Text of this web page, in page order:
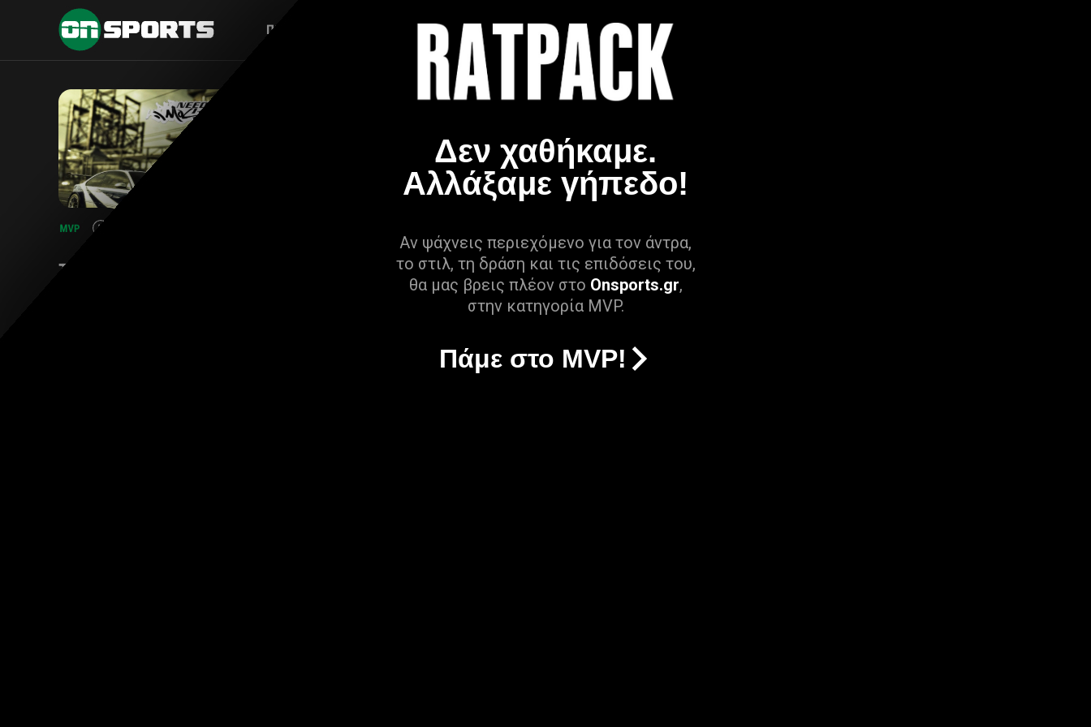
Δεν χαθήκαμε.
Αλλάξαμε γήπεδο!
Αν ψάχνεις περιεχόμενο για τον άντρα,
το στιλ, τη δράση και τις επιδόσεις του,
θα μας βρεις πλέον στο Onsports.gr,
στην κατηγορία MVP.
Πάμε στο MVP!